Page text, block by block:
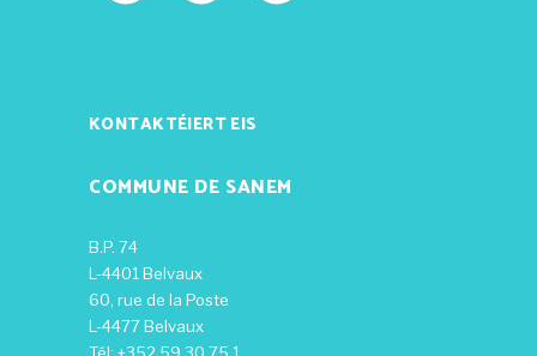
KONTAKTÉIERT EIS
COMMUNE DE SANEM
B.P. 74
L-4401 Belvaux
60, rue de la Poste
L-4477 Belvaux